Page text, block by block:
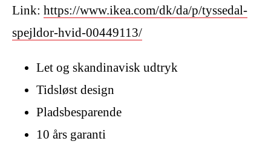
Link: https://www.ikea.com/dk/da/p/tyssedal-
spejldor-hvid-00449113/
Let og skandinavisk udtryk
Tidsløst design
Pladsbesparende
10 års garanti